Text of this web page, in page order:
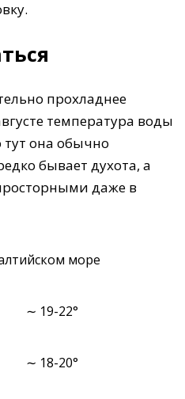
прохладнее
температура воды
тут она обычно
бывает духота, а
даже в
море
∼ 19-22°
∼ 18-20°